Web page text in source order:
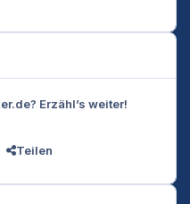
Erzähl’s weiter!
Teilen